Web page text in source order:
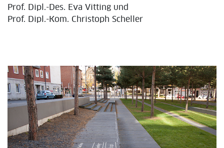
Prof. Dipl.-Des. Eva Vitting und
Prof. Dipl.-Kom. Christoph Scheller